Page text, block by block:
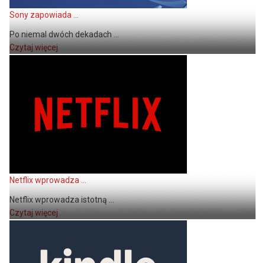
Sony zapowiada ...
Po niemal dwóch dekadach ...
Czytaj więcej
Netflix wprowadza ...
Netflix wprowadza istotną ...
Czytaj więcej